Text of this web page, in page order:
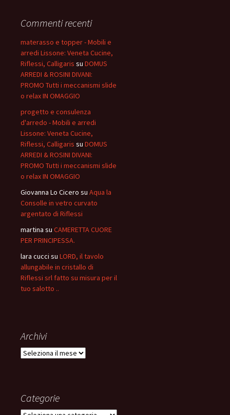
Commenti recenti
materasso e topper - Mobili e
arredi Lissone: Veneta Cucine,
Riflessi, Calligaris su DOMUS
ARREDI & ROSINI DIVANI:
PROMO Tutti i meccanismi slide
o relax IN OMAGGIO
progetto e consulenza
d'arredo - Mobili e arredi
Lissone: Veneta Cucine,
Riflessi, Calligaris su DOMUS
ARREDI & ROSINI DIVANI:
PROMO Tutti i meccanismi slide
o relax IN OMAGGIO
Giovanna Lo Cicero su Aqua la
Consolle in vetro curvato
argentato di Riflessi
martina su CAMERETTA CUORE
PER PRINCIPESSA.
lara cucci su LORD, il tavolo
allungabile in cristallo di
Riflessi srl fatto su misura per il
tuo salotto ..
Archivi
Archivi
Categorie